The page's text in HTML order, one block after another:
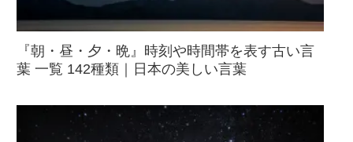
『朝・昼・夕・晩』時刻や時間帯を表す古い言
葉 一覧 142種類｜日本の美しい言葉